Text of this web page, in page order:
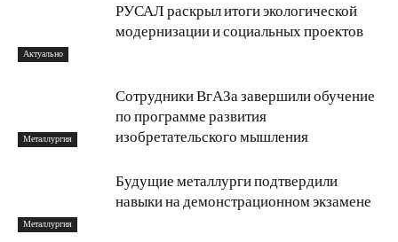
Актуально
РУСАЛ раскрыл итоги экологической
модернизации и социальных проектов
Металлургия
Сотрудники ВгАЗа завершили обучение
по программе развития
изобретательского мышления
Металлургия
Будущие металлурги подтвердили
навыки на демонстрационном экзамене